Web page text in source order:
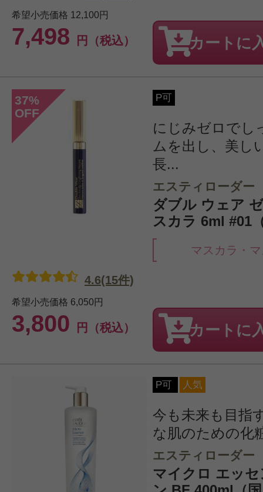
希望小売価格 12,100円
7,498 円（税込） カートに
37%
OFF
P可
にじみゼロでし
ムを出し、美し
長...
エスティローダー
ダブル ウェア
スカラ 6ml #01
マスカラ・
希望小売価格 6,050円
3,800 円（税込）
4.6(15件)
カートに
P可 人気
今も未来も目指
な肌のための化
エスティローダー
マイクロ エッ